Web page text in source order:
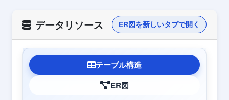
データリソース ER図を新しいタブで開く
テーブル構造
ER図